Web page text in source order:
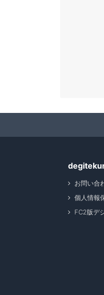
お問い合
個人情報
FC2版デ